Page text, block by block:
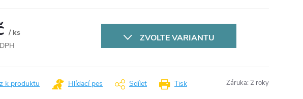
/ ks
ZVOLTE VARIANTU
Tisk
k produktu Hlídací pes Sdílet Záruka: 2 roky